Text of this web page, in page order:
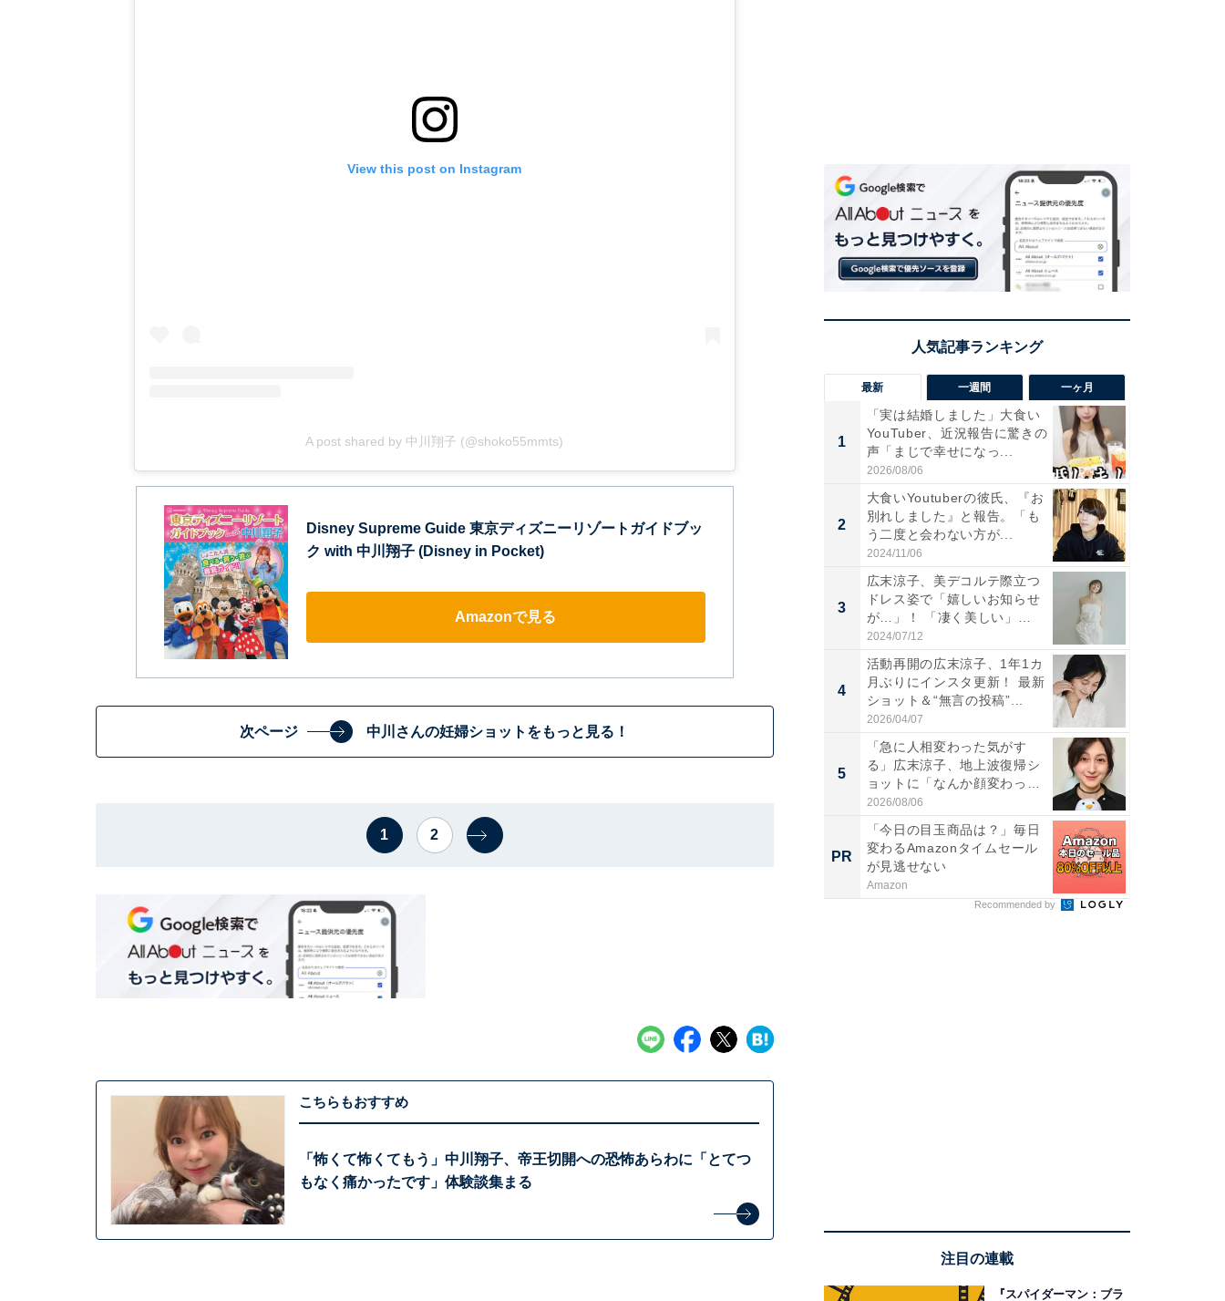
View this post on Instagram
A post shared by 中川翔子 (@shoko55mmts)
Disney Supreme Guide 東京ディズニーリゾートガイドブッ
ク with 中川翔子 (Disney in Pocket)
Amazonで見る
次ページ 中川さんの妊婦ショットをもっと見る！
1 2
こちらもおすすめ
「怖くて怖くてもう」中川翔子、帝王切開への恐怖あらわに「とてつ
もなく痛かったです」体験談集まる
最新 一週間 一ヶ月
1
「実は結婚しました」大食い
YouTuber、近況報告に驚きの
声「まじで幸せになっ...
2026/08/06
2
大食いYoutuberの彼氏、『お
別れしました』と報告。「も
う二度と会わない方が...
2024/11/06
3
広末涼子、美デコルテ際立つ
ドレス姿で「嬉しいお知らせ
が…」！ 「凄く美しい」
「透...
2024/07/12
4
活動再開の広末涼子、1年1カ
月ぶりにインスタ更新！ 最新
ショット＆“無言の投稿”...
2026/04/07
5
「急に人相変わった気がす
る」広末涼子、地上波復帰シ
ョットに「なんか顔変わっ
た」の...
2026/08/06
PR
「今日の目玉商品は？」毎日
変わるAmazonタイムセール
が見逃せない
Amazon
Recommended by
注目の連載
『スパイダーマン：ブラ